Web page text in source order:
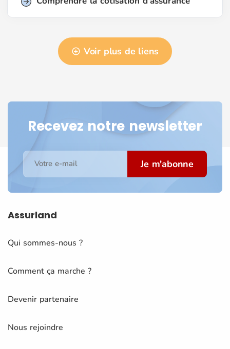
Voir plus de liens
Recevez notre newsletter
Votre e-mail Je m'abonne
Assurland
Qui sommes-nous ?
Comment ça marche ?
Devenir partenaire
Nous rejoindre